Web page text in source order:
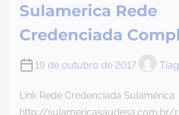
Sulamerica Rede
Credenciada
19 de outubro de 2017
Link Rede Credenciada Sulamérica
http://sulamericasaudesa.com.br/